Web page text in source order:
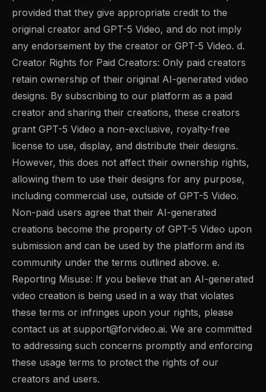
provided that they give appropriate credit to the
original creator and GPT-5 Video, and do not imply
any endorsement by the creator or GPT-5 Video. d.
Creator Rights for Paid Creators: Only paid creators
retain ownership of their original AI-generated video
designs. By subscribing to our platform as a paid
creator and sharing their creations, these creators
grant GPT-5 Video a non-exclusive, royalty-free
license to use, display, and distribute their designs.
However, this does not affect their ownership rights,
allowing them to use their designs for any purpose,
including commercial use, outside of GPT-5 Video.
Non-paid users agree that their AI-generated
creations become the property of GPT-5 Video upon
submission and can be used by the platform and its
community under the terms outlined above. e.
Reporting Misuse: If you believe that an AI-generated
video creation is being used in a way that violates
these terms or infringes upon your rights, please
contact us at support@forvideo.ai. We are committed
to addressing such concerns promptly and enforcing
these usage terms to protect the rights of our
creators and users.